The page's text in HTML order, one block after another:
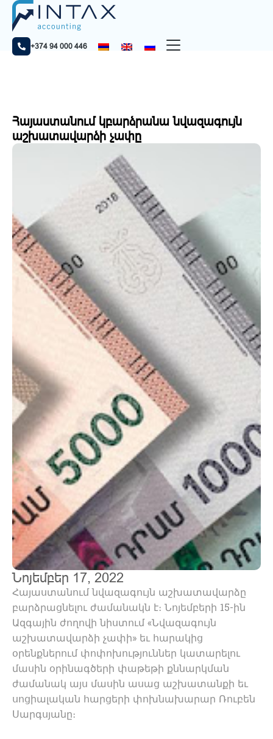
+374 94 000 446
Գլխավոր
Հայաստանում կբարձրանա նվազագույն աշխատավարձի
չափը
Հայաստանում կբարձրանա նվազագույն
աշխատավարձի չափը
Նոյեմբեր 17, 2022
Հայաստանում նվազագույն աշխատավարձը
բարձրացնելու ժամանակն է։ Նոյեմբերի 15-ին
Ազգային ժողովի նիստում «Նվազագույն
աշխատավարձի չափի» եւ հարակից
օրենքներում փոփոխություններ կատարելու
մասին օրինագծերի փաթեթի քննարկման
ժամանակ այս մասին ասաց աշխատանքի եւ
սոցիալական հարցերի փոխնախարար Ռուբեն
Սարգսյանը։